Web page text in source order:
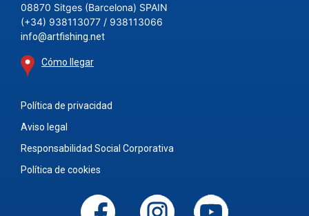
08870 Sitges (Barcelona) SPAIN
(+34) 938113077 / 938113066
info@artfishing.net
Cómo llegar
Política de privacidad
Aviso legal
Responsabilidad Social Corporativa
Política de cookies